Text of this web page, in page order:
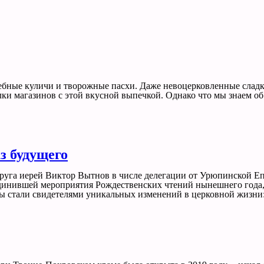
куличи и творожные пасхи. Даже невоцерковленные
магазинов с этой вкусной выпечкой. Однако что мы
будущего
иерей Виктор Вытнов в числе делегации от Урюпинской
мероприятия Рождественских чтений нынешнего
стали свидетелями уникальных изменений в церковной